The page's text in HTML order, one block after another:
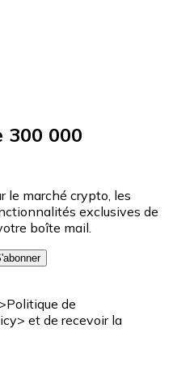
300 000
le marché crypto, les
exclusives de
boîte mail.
de
et de recevoir la